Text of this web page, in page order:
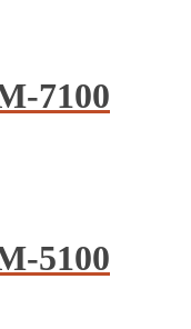
7100
5100